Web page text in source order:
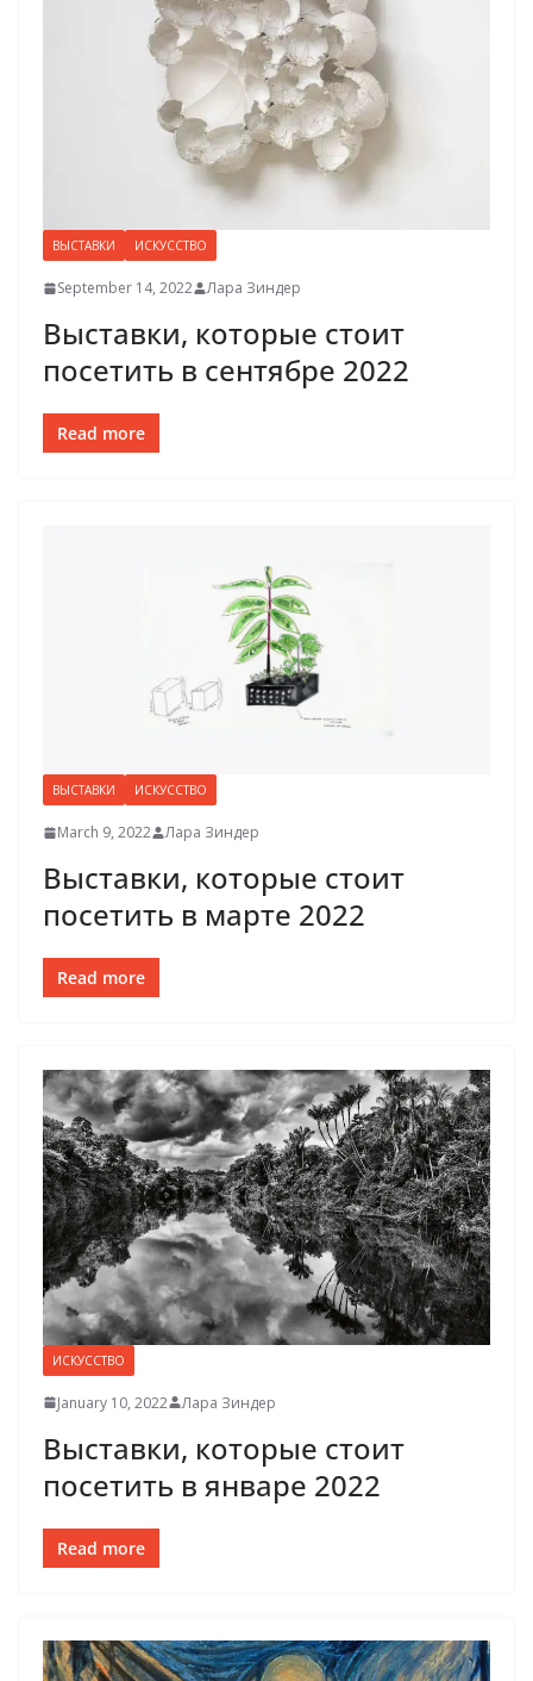
ВЫСТАВКИ ИСКУССТВО
September 14, 2022 Лара Зиндер
Выставки, которые стоит
посетить в сентябре 2022
Read more
ВЫСТАВКИ ИСКУССТВО
March 9, 2022 Лара Зиндер
Выставки, которые стоит
посетить в марте 2022
Read more
ИСКУССТВО
January 10, 2022 Лара Зиндер
Выставки, которые стоит
посетить в январе 2022
Read more